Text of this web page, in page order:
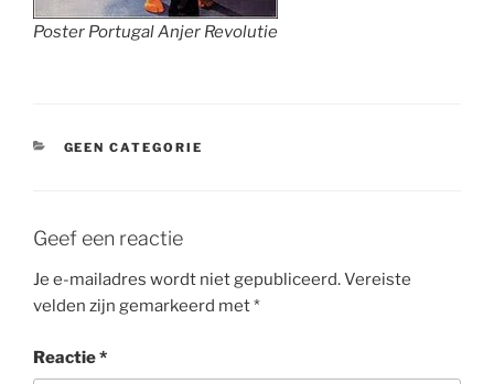
Poster Portugal Anjer Revolutie
CATEGORIEËN
GEEN CATEGORIE
Geef een reactie
Je e-mailadres wordt niet gepubliceerd.Vereiste
velden zijn gemarkeerd met*
Reactie*